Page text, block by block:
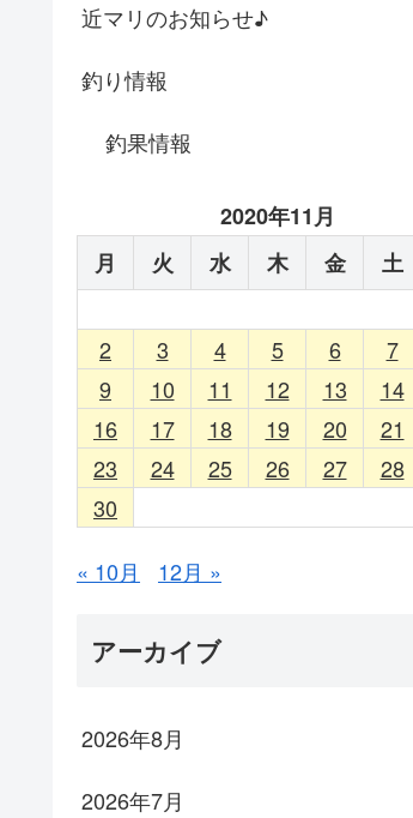
近マリのお知らせ♪
釣り情報
釣果情報
2020年11月
月
火 水 木 金 土
2
3 4 5 6 7
9
10 11 12 13 14
16
17 18 19 20 21
23
24 25 26 27 28
30
« 10月 12月 »
アーカイブ
2026年8月
2026年7月